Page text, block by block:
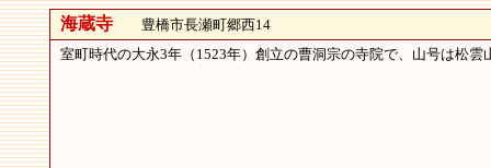
海蔵寺豊橋市長瀬町郷西14
室町時代の大永3年（1523年）創立の曹洞宗の寺院で、山号は松雲